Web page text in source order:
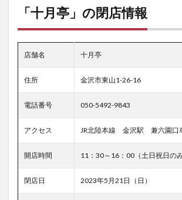
「十月亭」の閉店情報
店舗名 十月亭
住所 金沢市東山1-26-16
電話番号 050-5492-9843
アクセス JR北陸本線 金沢駅 兼六園口
開店時間 11：30～16：00（土日祝日の
閉店日 2023年5月21日（日）